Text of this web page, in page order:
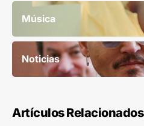
Música
Noticias
Artículos Relacionados